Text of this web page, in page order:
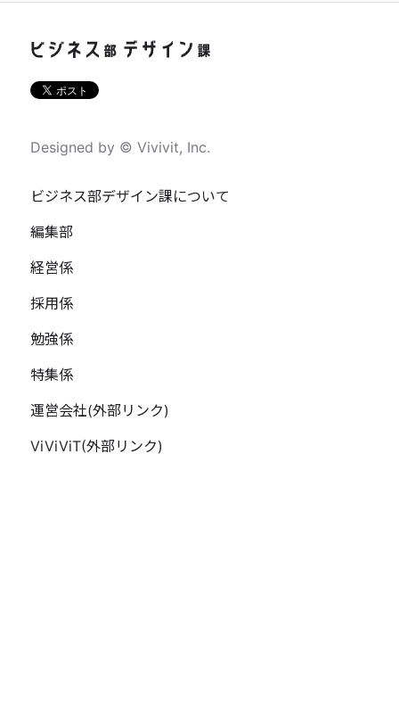
Designed by © Vivivit, Inc.
ビジネス部デザイン課について
編集部
経営係
採用係
勉強係
特集係
運営会社(外部リンク)
ViViViT(外部リンク)